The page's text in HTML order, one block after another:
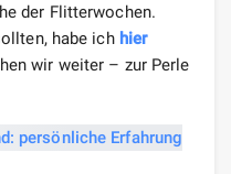
der Flitterwochen.
habe ich hier
wir weiter – zur Perle